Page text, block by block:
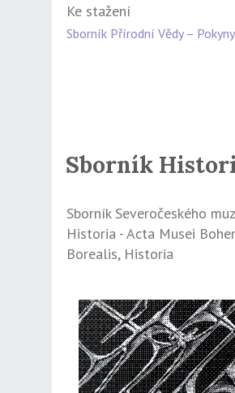
Ke stažení
Sborník Přírodní Vědy –
Sborník
Sborník Severočeského
Historia - Acta Musei
Borealis, Historia